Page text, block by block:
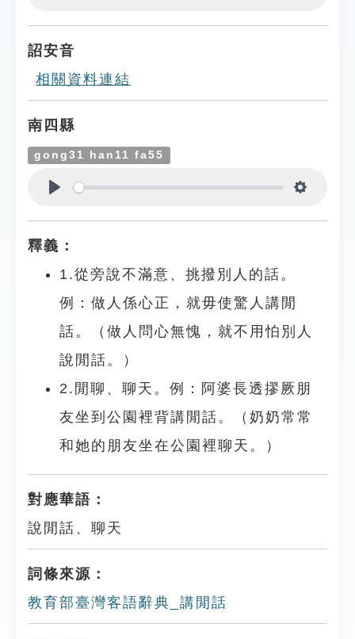
詔安音
相關資料連結
南四縣
gong31 han11 fa55
釋義：
1.從旁說不滿意、挑撥別人的話。
例：做人係心正，就毋使驚人講閒
話。（做人問心無愧，就不用怕別人
說閒話。）
2.閒聊、聊天。例：阿婆長透摎厥朋
友坐到公園裡背講閒話。（奶奶常常
和她的朋友坐在公園裡聊天。）
對應華語：
說閒話、聊天
詞條來源：
教育部臺灣客語辭典_講閒話